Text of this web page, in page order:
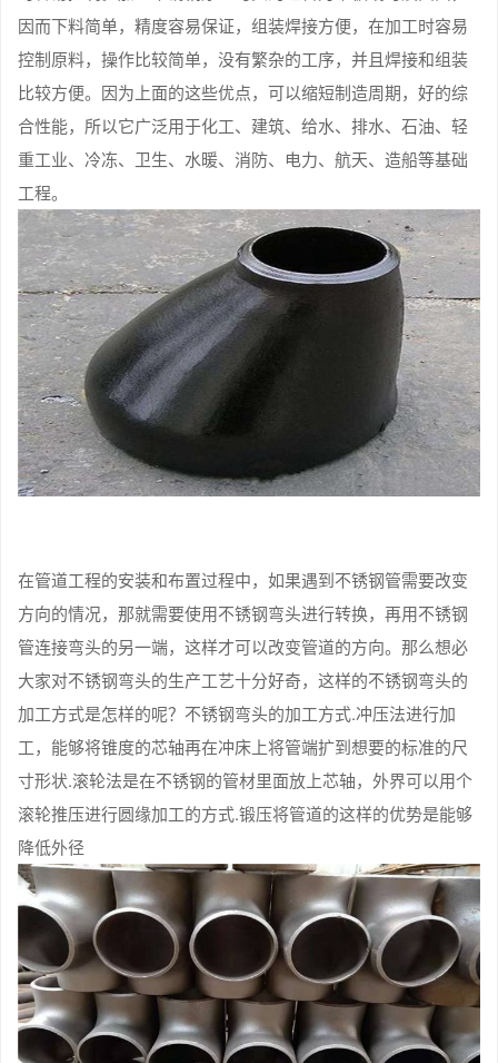
因而下料简单，精度容易保证，组装焊接方便，在加工时容易
控制原料，操作比较简单，没有繁杂的工序，并且焊接和组装
比较方便。因为上面的这些优点，可以缩短制造周期，好的综
合性能，所以它广泛用于化工、建筑、给水、排水、石油、轻
重工业、冷冻、卫生、水暖、消防、电力、航天、造船等基础
工程。
在管道工程的安装和布置过程中，如果遇到不锈钢管需要改变
方向的情况，那就需要使用不锈钢弯头进行转换，再用不锈钢
管连接弯头的另一端，这样才可以改变管道的方向。那么想必
大家对不锈钢弯头的生产工艺十分好奇，这样的不锈钢弯头的
加工方式是怎样的呢？不锈钢弯头的加工方式.冲压法进行加
工，能够将锥度的芯轴再在冲床上将管端扩到想要的标准的尺
寸形状.滚轮法是在不锈钢的管材里面放上芯轴，外界可以用个
滚轮推压进行圆缘加工的方式.锻压将管道的这样的优势是能够
降低外径